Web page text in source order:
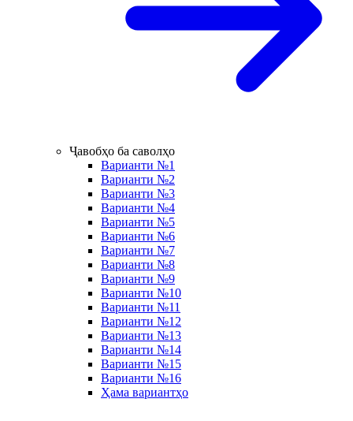
Ҷавобҳо ба саволҳо
Варианти №1
Варианти №2
Варианти №3
Варианти №4
Варианти №5
Варианти №6
Варианти №7
Варианти №8
Варианти №9
Варианти №10
Варианти №11
Варианти №12
Варианти №13
Варианти №14
Варианти №15
Варианти №16
Ҳама вариантҳо